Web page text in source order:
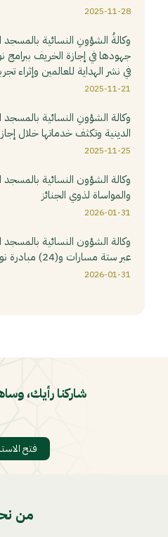
2025-11-28
وكالةُ الشؤونِ النسائية
جهودها في إجازة الخريف ببرامج
في نشر الهداية للعالمين وإثراء
2025-11-21
وكالة الشؤونِ النسائية
الدينية وتكثف خدماتها خلال
2025-11-25
وكالة الشؤون النسائية بالمسجد
والمواساة لذوي الجنائز
2026-01-31
وكالة الشؤون النسائية
عبر ستة مسارات و(24) مبادرة نوعية
2026-01-31
شاركنا رأيك،
فتح
من